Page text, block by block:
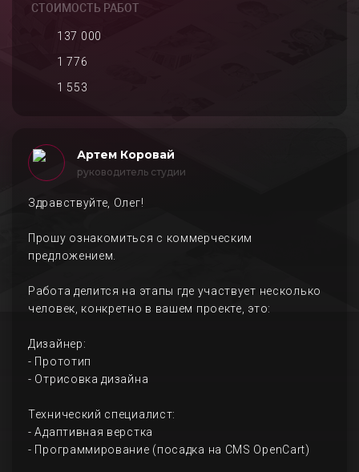
СТОИМОСТЬ РАБОТ
137 000
1 776
1 553
Артем Коровай
руководитель студии
Здравствуйте, Олег!
Прошу ознакомиться с коммерческим
предложением.
Работа делится на этапы где участвует несколько
человек, конкретно в вашем проекте, это:
Дизайнер:
- Прототип
- Отрисовка дизайна
Технический специалист:
- Адаптивная верстка
- Программирование (посадка на CMS OpenCart)